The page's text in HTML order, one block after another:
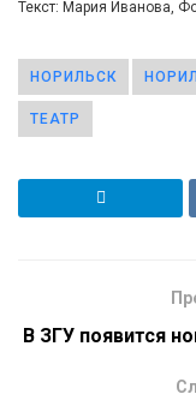
Текст: Мария Иванова,
НОРИЛЬСК
ТЕАТР
В ЗГУ появится